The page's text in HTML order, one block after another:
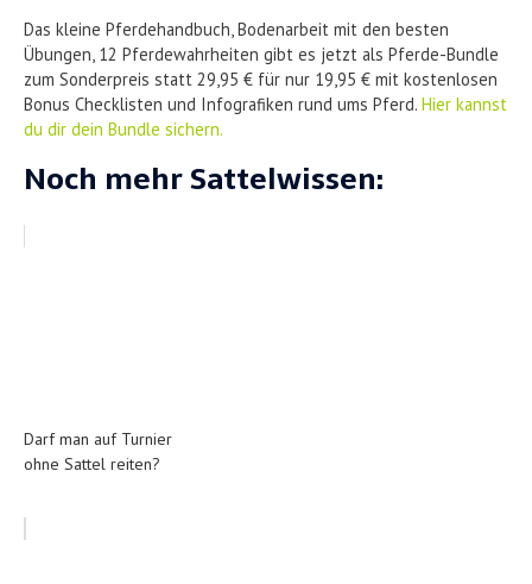
Das kleine Pferdehandbuch, Bodenarbeit mit den besten
Übungen, 12 Pferdewahrheiten gibt es jetzt als Pferde-Bundle
zum Sonderpreis statt 29,95 € für nur 19,95 € mit kostenlosen
Bonus Checklisten und Infografiken rund ums Pferd. Hier kannst
du dir dein Bundle sichern.
Noch mehr Sattelwissen:
Darf man auf Turnier
ohne Sattel reiten?